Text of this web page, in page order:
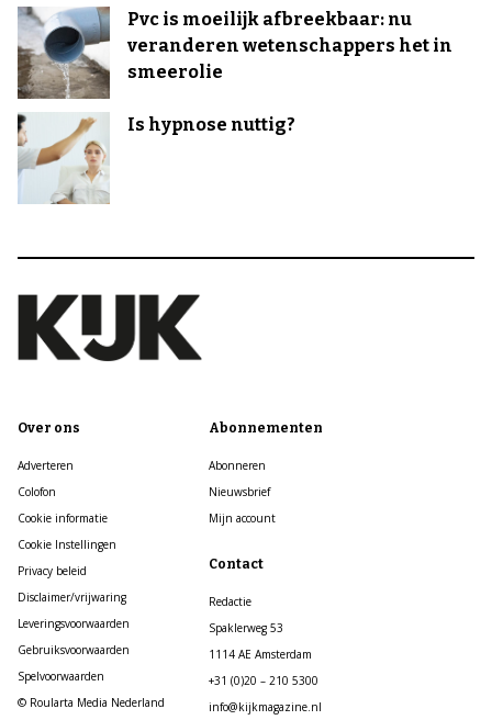
Pvc is moeilijk afbreekbaar: nu
veranderen wetenschappers het in
smeerolie
Is hypnose nuttig?
Over ons
Adverteren
Colofon
Cookie informatie
Cookie Instellingen
Privacy beleid
Disclaimer/vrijwaring
Leveringsvoorwaarden
Gebruiksvoorwaarden
Spelvoorwaarden
© Roularta Media Nederland
Abonnementen
Abonneren
Nieuwsbrief
Mijn account
Contact
Redactie
Spaklerweg 53
1114 AE Amsterdam
+31 (0)20 – 210 5300
info@kijkmagazine.nl